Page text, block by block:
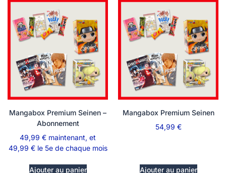
Mangabox Premium Seinen –
Abonnement
49,99 € maintenant, et
49,99 € le 5e de chaque mois
Ajouter au panier
Mangabox Premium Seinen
54,99 €
Ajouter au panier